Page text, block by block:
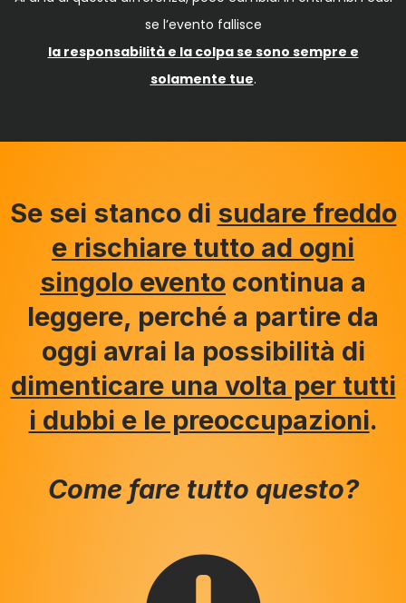
se l’evento fallisce
la responsabilità e la colpa se sono sempre e
solamente tue.
Se sei stanco di sudare freddo
e rischiare tutto ad ogni
singolo evento continua a
leggere, perché a partire da
oggi avrai la possibilità di
dimenticare una volta per tutti
i dubbi e le preoccupazioni.
Come fare tutto questo?